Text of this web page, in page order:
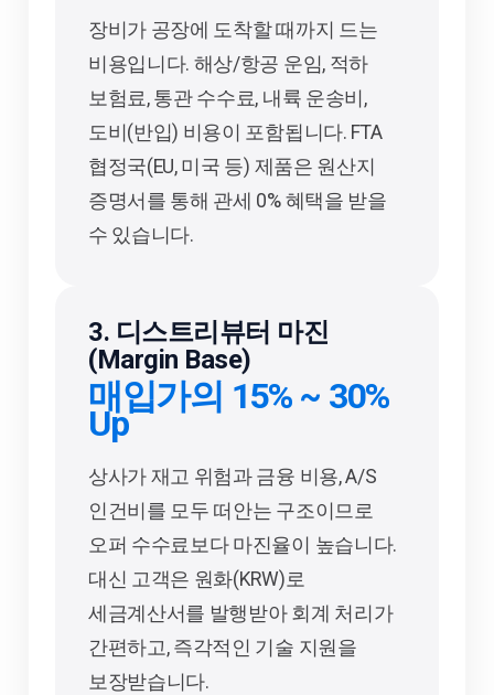
장비가 공장에 도착할 때까지 드는
비용입니다. 해상/항공 운임, 적하
보험료, 통관 수수료, 내륙 운송비,
도비(반입) 비용이 포함됩니다. FTA
협정국(EU, 미국 등) 제품은 원산지
증명서를 통해 관세 0% 혜택을 받을
수 있습니다.
3. 디스트리뷰터 마진
(Margin Base)
매입가의 15% ~ 30%
Up
상사가 재고 위험과 금융 비용, A/S
인건비를 모두 떠안는 구조이므로
오퍼 수수료보다 마진율이 높습니다.
대신 고객은 원화(KRW)로
세금계산서를 발행받아 회계 처리가
간편하고, 즉각적인 기술 지원을
보장받습니다.